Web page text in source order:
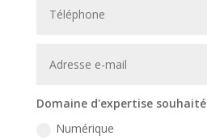
Domaine d'expertise souhaité
Numérique